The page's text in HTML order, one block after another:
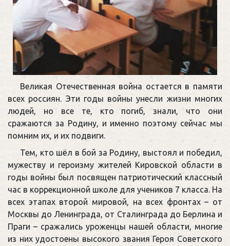
Великая Отечественная война остается в памяти
всех россиян. Эти годы войны унесли жизни многих
людей, но все те, кто погиб, знали, что они
сражаются за Родину, и именно поэтому сейчас мы
помним их, и их подвиги.
Тем, кто шёл в бой за Родину, выстоял и победил,
мужеству и героизму жителей Кировской области в
годы войны был посвящен патриотический классный
час в коррекционной школе для учеников 7 класса. На
всех этапах второй мировой, на всех фронтах – от
Москвы до Ленинграда, от Сталинграда до Берлина и
Праги – сражались уроженцы нашей области, многие
из них удостоены высокого звания Героя Советского